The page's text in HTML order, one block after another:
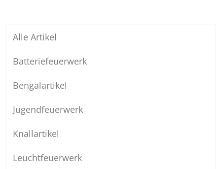
Alle Artikel
Batteriefeuerwerk
Bengalartikel
Jugendfeuerwerk
Knallartikel
Leuchtfeuerwerk